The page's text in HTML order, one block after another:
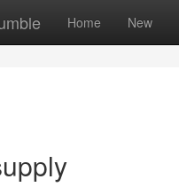
Home New